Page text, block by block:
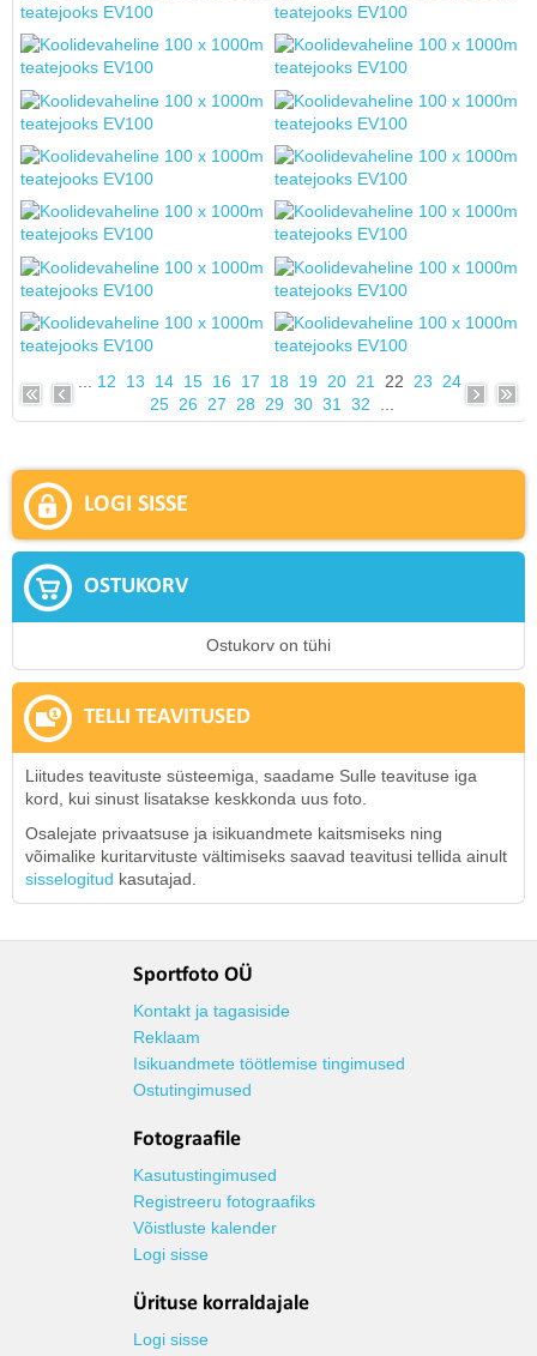
12 13 14 15 16 17 18 19 20 21 22 23
24
25 26 27 28 29 30 31 32
LOGI SISSE
OSTUKORV
Ostukorv on tühi
TELLI TEAVITUSED
Liitudes teavituste süsteemiga, saadame Sulle teavituse iga
kord, kui sinust lisatakse keskkonda uus foto.
Osalejate privaatsuse ja isikuandmete kaitsmiseks ning
võimalike kuritarvituste vältimiseks saavad teavitusi tellida ainult
sisselogitud kasutajad.
Sportfoto OÜ
Kontakt ja tagasiside
Reklaam
Isikuandmete töötlemise tingimused
Ostutingimused
Fotograafile
Kasutustingimused
Registreeru fotograafiks
Võistluste kalender
Logi sisse
Ürituse korraldajale
Logi sisse